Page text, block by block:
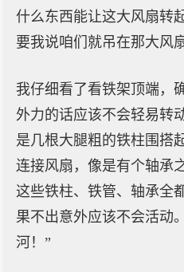
什么东西能让这大风扇转
要我说咱们就吊在那大风
我仔细看了看铁架顶端，
外力的话应该不会轻易转
是几根大腿粗的铁柱围搭
连接风扇，像是有个轴承
这些铁柱、铁管、轴承全
果不出意外应该不会活动
河！”